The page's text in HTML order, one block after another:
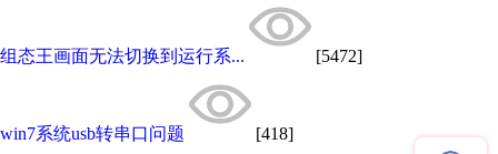
组态王画面无法切换到运行系... [5472]
win7系统usb转串口问题 [418]